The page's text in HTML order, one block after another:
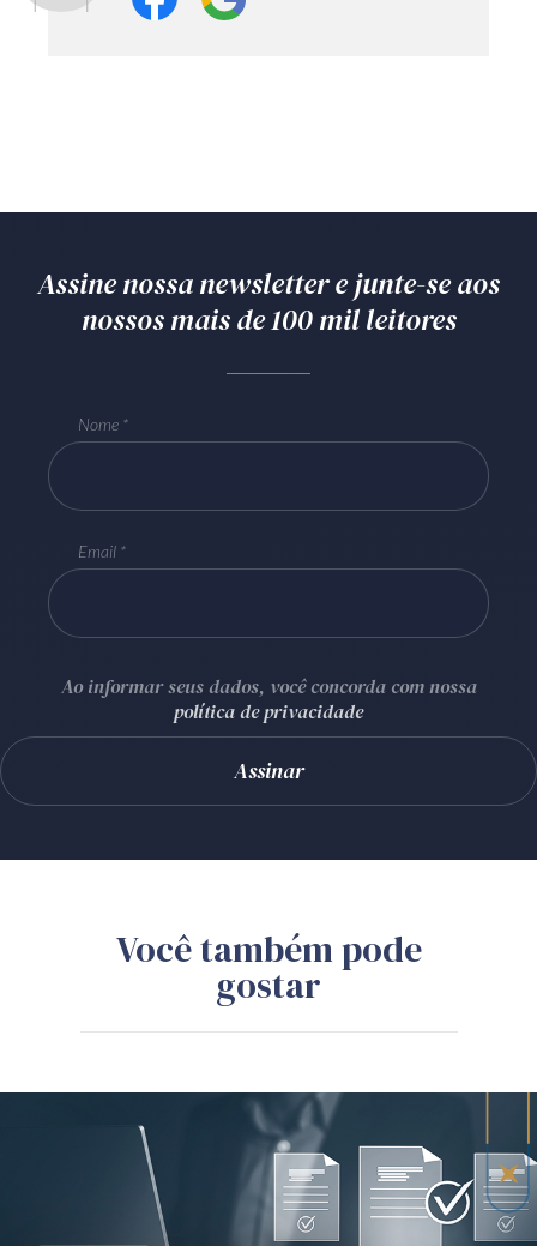
Assine nossa newsletter e junte-se aos
nossos mais de 100 mil leitores
Nome
Email
Ao informar seus dados, você concorda com nossa
política de privacidade
Você também pode
gostar